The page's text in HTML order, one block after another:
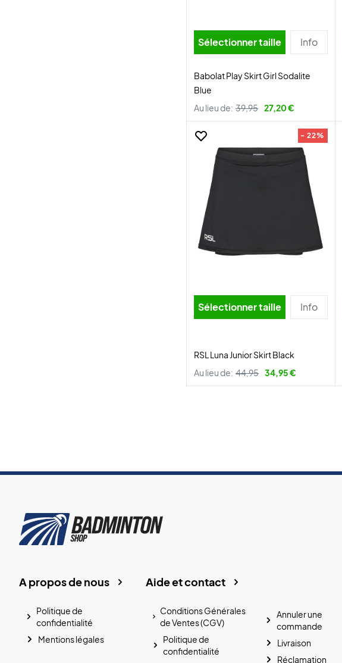
Sélectionner taille Info
Babolat Play Skirt Girl Sodalite
Blue
Au lieu de: 39,95 27,20 €
- 22%
Sélectionner taille Info
RSL Luna Junior Skirt Black
Au lieu de: 44,95 34,95 €
Aide et contact
Conditions Générales
de Ventes (CGV)
Politique de
confidentialité
Annuler une
commande
Livraison
Réclamation
A propos de nous
Politique de
confidentialité
Mentions légales